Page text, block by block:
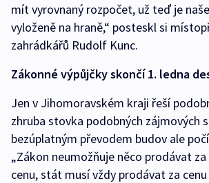
mít vyrovnaný rozpočet, už teď je
vyloženě na hraně,“ posteskl si
zahrádkářů Rudolf Kunc.
Zákonné výpůjčky skončí 1. ledna
Jen v Jihomoravském kraji řeší
zhruba stovka podobných zájmových
bezúplatným převodem budov ale
„Zákon neumožňuje něco prodávat
cenu, stát musí vždy prodávat za